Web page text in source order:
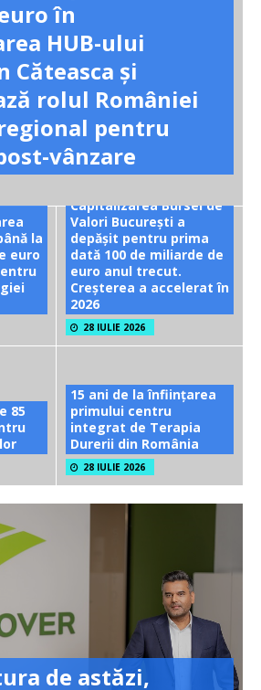
în
HUB-ului
Căteasca și
rolul României
pentru
vânzare
la
euro
Capitalizarea Bursei de
Valori București a
depășit pentru prima
dată 100 de miliarde de
euro anul trecut.
Creșterea a accelerat în
2026
28 IULIE 2026
85
15 ani de la înființarea
primului centru
integrat de Terapia
Durerii din România
28 IULIE 2026
de astăzi,